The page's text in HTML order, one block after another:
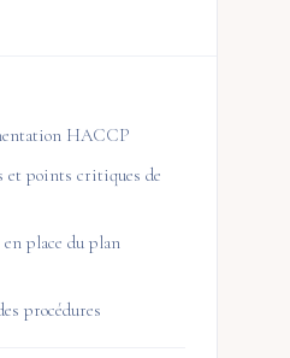
HACCP
et points critiques de
place du plan
procédures